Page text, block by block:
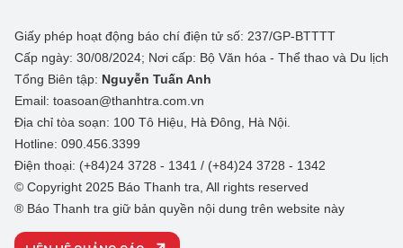
Giấy phép hoạt động báo chí điện tử số: 237/GP-BTTTT
Cấp ngày: 30/08/2024; Nơi cấp: Bộ Văn hóa - Thể thao và Du lịch
Tổng Biên tập: Nguyễn Tuấn Anh
Email: toasoan@thanhtra.com.vn
Địa chỉ tòa soạn: 100 Tô Hiệu, Hà Đông, Hà Nội.
Hotline: 090.456.3399
Điện thoại: (+84)24 3728 - 1341 / (+84)24 3728 - 1342
© Copyright 2025 Báo Thanh tra, All rights reserved
® Báo Thanh tra giữ bản quyền nội dung trên website này